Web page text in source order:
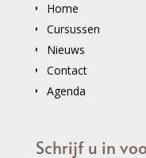
Home
Cursussen
Nieuws
Contact
Agenda
Schrijf u in